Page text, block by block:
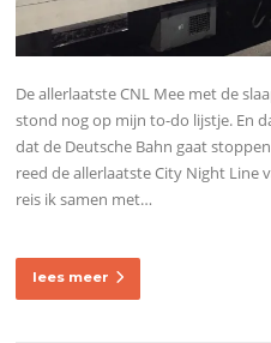
De allerlaatste CNL Mee met de
stond nog op mijn to-do lijstje. En
dat de Deutsche Bahn gaat
reed de allerlaatste City Night Line
reis ik samen met…
lees meer